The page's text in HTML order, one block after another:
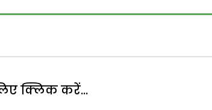
क्लिक करें...